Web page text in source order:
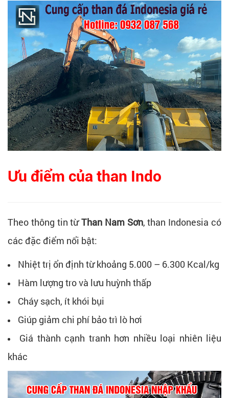
Ưu điểm của than Indo
Theo thông tin từThan Nam Sơn, than Indonesia có
các đặc điểm nổi bật:
Nhiệt trị ổn định từ khoảng 5.000 – 6.300 Kcal/kg
Hàm lượng tro và lưu huỳnh thấp
Cháy sạch, ít khói bụi
Giúp giảm chi phí bảo trì lò hơi
Giá thành cạnh tranh hơn nhiều loại nhiên liệu
khác